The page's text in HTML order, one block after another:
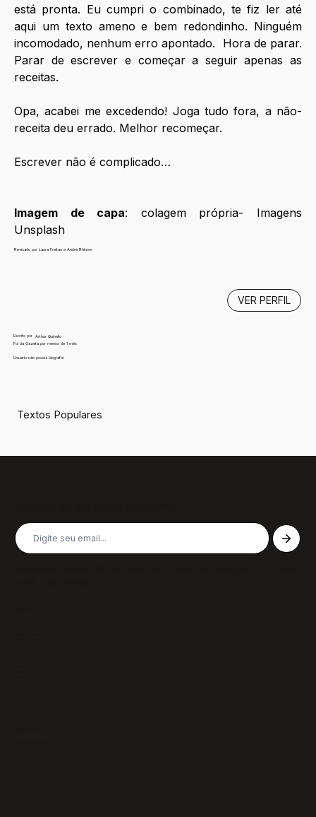
está pronta. Eu cumpri o combinado, te fiz ler até
aqui um texto ameno e bem redondinho. Ninguém
incomodado, nenhum erro apontado.  Hora de parar.
Parar de escrever e começar a seguir apenas as
receitas.
Opa, acabei me excedendo! Joga tudo fora, a não-
receita deu errado. Melhor recomeçar.
Escrever não é complicado…
Imagem de capa: colagem própria- Imagens
Unsplash
Revisado por Laura Freitas e André Rhinow
Escrito por
Arthur Quinello
Foi da Gazeta por menos de 1 mês
Usuário não possui biografia
VER PERFIL
Textos Populares